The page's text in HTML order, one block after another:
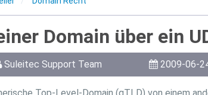
Domain über ein
Suleitec Support Team 2009-06-